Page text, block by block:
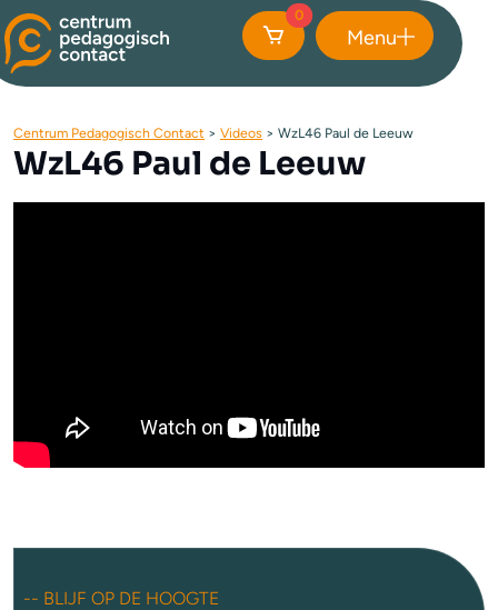
0
Menu
Centrum Pedagogisch Contact > Videos > WzL46 Paul de Leeuw
WzL46 Paul de Leeuw
-- BLIJF OP DE HOOGTE